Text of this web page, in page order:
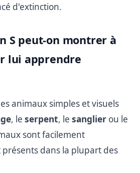
d'extinction.
S peut-on montrer à
lui apprendre
animaux simples et visuels
, le serpent, le sanglier ou le
sont facilement
présents dans la plupart des